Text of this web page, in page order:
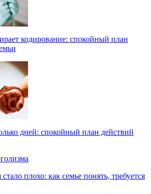
кодирование: спокойный план
дней: спокойный план действий
плохо: как семье понять, требуется